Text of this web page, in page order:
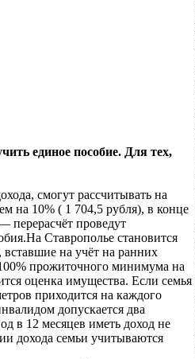
единое пособие. Для тех,
смогут рассчитывать на
на 10% ( 1 704,5 рубля), в конце
перерасчёт проведут
Ставрополье становится
на учёт на ранних
прожиточного минимума на
оценка имущества. Если семья
приходится на каждого
допускается два
в 12 месяцев иметь доход не
дохода семьи учитываются